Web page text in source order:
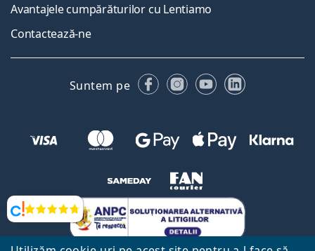
Opinii
Avantajele cumpărăturilor cu Lentiamo
Contactează-ne
Suntem pe FacebookInstagram
YouTubeLinkedIn